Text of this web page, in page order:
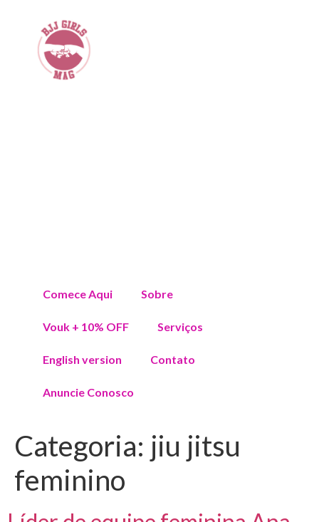
Comece Aqui Sobre
Vouk + 10% OFF Serviços
English version Contato
Anuncie Conosco
Categoria: jiu jitsu
feminino